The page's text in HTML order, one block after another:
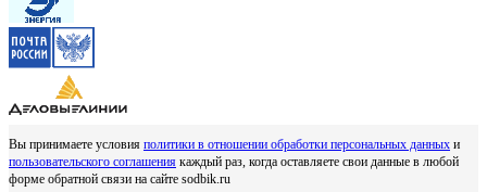
Вы принимаете условия политики в отношении обработки персональных данных и
пользовательского соглашения каждый раз, когда оставляете свои данные в любой
форме обратной связи на сайте sodbik.ru